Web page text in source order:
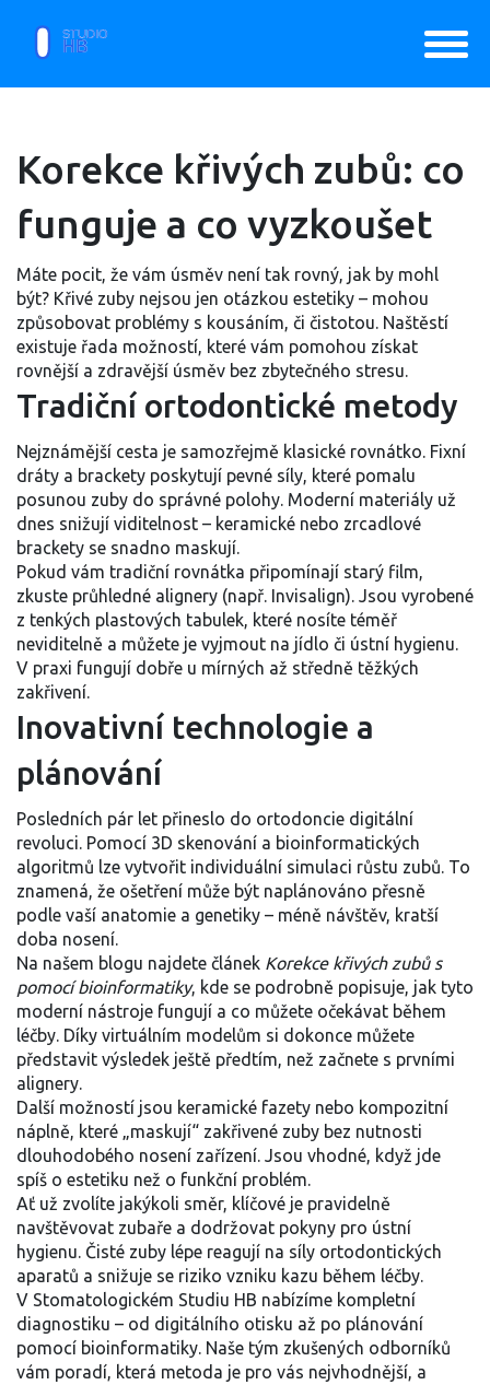
Korekce křivých zubů: co
funguje a co vyzkoušet
Máte pocit, že vám úsměv není tak rovný, jak by mohl
být? Křivé zuby nejsou jen otázkou estetiky – mohou
způsobovat problémy s kousáním, či čistotou. Naštěstí
existuje řada možností, které vám pomohou získat
rovnější a zdravější úsměv bez zbytečného stresu.
Tradiční ortodontické metody
Nejznámější cesta je samozřejmě klasické rovnátko. Fixní
dráty a brackety poskytují pevné síly, které pomalu
posunou zuby do správné polohy. Moderní materiály už
dnes snižují viditelnost – keramické nebo zrcadlové
brackety se snadno maskují.
Pokud vám tradiční rovnátka připomínají starý film,
zkuste průhledné alignery (např. Invisalign). Jsou vyrobené
z tenkých plastových tabulek, které nosíte téměř
neviditelně a můžete je vyjmout na jídlo či ústní hygienu.
V praxi fungují dobře u mírných až středně těžkých
zakřivení.
Inovativní technologie a
plánování
Posledních pár let přineslo do ortodoncie digitální
revoluci. Pomocí 3D skenování a bioinformatických
algoritmů lze vytvořit individuální simulaci růstu zubů. To
znamená, že ošetření může být naplánováno přesně
podle vaší anatomie a genetiky – méně návštěv, kratší
doba nosení.
Na našem blogu najdete článek Korekce křivých zubů s
pomocí bioinformatiky, kde se podrobně popisuje, jak tyto
moderní nástroje fungují a co můžete očekávat během
léčby. Díky virtuálním modelům si dokonce můžete
představit výsledek ještě předtím, než začnete s prvními
alignery.
Další možností jsou keramické fazety nebo kompozitní
náplně, které „maskují“ zakřivené zuby bez nutnosti
dlouhodobého nosení zařízení. Jsou vhodné, když jde
spíš o estetiku než o funkční problém.
Ať už zvolíte jakýkoli směr, klíčové je pravidelně
navštěvovat zubaře a dodržovat pokyny pro ústní
hygienu. Čisté zuby lépe reagují na síly ortodontických
aparatů a snižuje se riziko vzniku kazu během léčby.
V Stomatologickém Studiu HB nabízíme kompletní
diagnostiku – od digitálního otisku až po plánování
pomocí bioinformatiky. Naše tým zkušených odborníků
vám poradí, která metoda je pro vás nejvhodnější, a